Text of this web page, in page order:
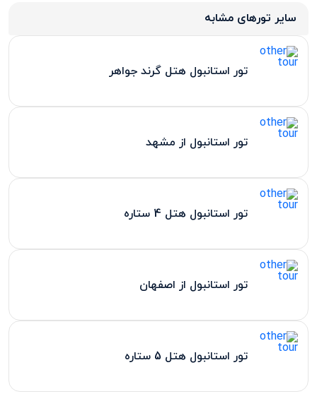
سایر تورهای مشابه
تور استانبول هتل گرند جواهر
تور استانبول از مشهد
تور استانبول هتل 4 ستاره
تور استانبول از اصفهان
تور استانبول هتل 5 ستاره